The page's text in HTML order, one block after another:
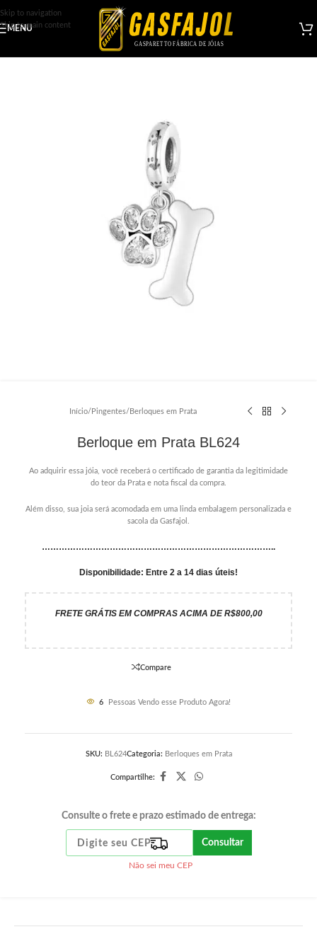
Skip to navigation
Skip to main content
MENU
Início/ Pingentes/ Berloques em Prata
Berloque em Prata BL624
Ao adquirir essa jóia, você receberá o certificado de garantia da legitimidade
do teor da Prata e nota fiscal da compra.
Além disso, sua joia será acomodada em uma linda embalagem personalizada e
sacola da Gasfajol.
………………………………………………………………………..
Disponibilidade: Entre 2 a 14 dias úteis!
FRETE GRÁTIS EM COMPRAS ACIMA DE R$800,00
Compare
6 Pessoas Vendo esse Produto Agora!
SKU: BL624Categoria: Berloques em Prata
Compartilhe:
Consulte o frete e prazo estimado de entrega:
Consultar
Não sei meu CEP